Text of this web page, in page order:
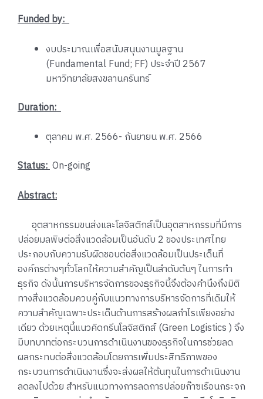
Funded by:
งบประมาณเพื่อสนับสนุนงานมูลฐาน
(Fundamental Fund; FF) ประจำปี 2567
มหาวิทยาลัยสงขลานครินทร์
Duration:
ตุลาคม พ.ศ. 2566- กันยายน พ.ศ. 2566
Status:On-going
Abstract:
อุตสาหกรรมขนส่งและโลจิสติกส์เป็นอุตสาหกรรมที่มีการ
ปล่อยมลพิษต่อสิ่งแวดล้อมเป็นอันดับ 2 ของประเทศไทย
ประกอบกับความรับผิดชอบต่อสิ่งแวดล้อมเป็นประเด็นที่
องค์กรต่างๆทั่วโลกให้ความสำคัญเป็นลำดับต้นๆ ในการทำ
ธุรกิจ ดังนั้นการบริหารจัดการของธุรกิจนี้จึงต้องคำนึงถึงมิติ
ทางสิ่งแวดล้อมควบคู่กับแนวทางการบริหารจัดการที่เดิมให้
ความสำคัญเฉพาะประเด็นด้านการสร้างผลกำไรเพียงอย่าง
เดียว ด้วยเหตุนี้แนวคิดกรีนโลจิสติกส์ (Green Logistics ) จึง
มีบทบาทต่อกระบวนการดำเนินงานของธุรกิจในการช่วยลด
ผลกระทบต่อสิ่งแวดล้อมโดยการเพิ่มประสิทธิภาพของ
กระบวนการดำเนินงานซึ่งจะส่งผลให้ต้นทุนในการดำเนินงาน
ลดลงไปด้วย สำหรับแนวทางการลดการปล่อยก๊าซเรือนกระจก